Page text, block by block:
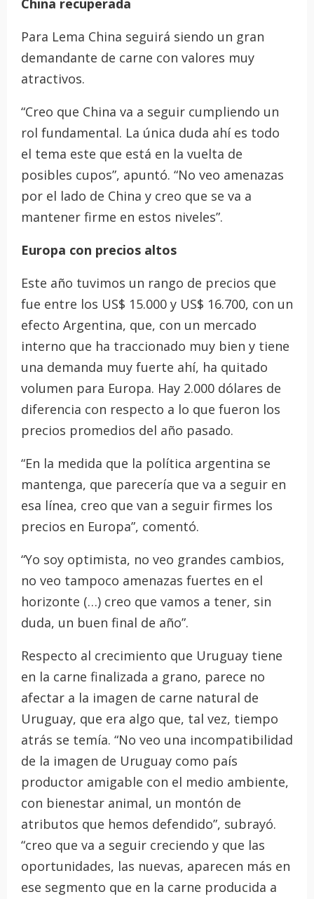
China recuperada
Para Lema China seguirá siendo un gran
demandante de carne con valores muy
atractivos.
“Creo que China va a seguir cumpliendo un
rol fundamental. La única duda ahí es todo
el tema este que está en la vuelta de
posibles cupos”, apuntó. “No veo amenazas
por el lado de China y creo que se va a
mantener firme en estos niveles”.
Europa con precios altos
Este año tuvimos un rango de precios que
fue entre los US$ 15.000 y US$ 16.700, con un
efecto Argentina, que, con un mercado
interno que ha traccionado muy bien y tiene
una demanda muy fuerte ahí, ha quitado
volumen para Europa. Hay 2.000 dólares de
diferencia con respecto a lo que fueron los
precios promedios del año pasado.
“En la medida que la política argentina se
mantenga, que parecería que va a seguir en
esa línea, creo que van a seguir firmes los
precios en Europa”, comentó.
“Yo soy optimista, no veo grandes cambios,
no veo tampoco amenazas fuertes en el
horizonte (…) creo que vamos a tener, sin
duda, un buen final de año”.
Respecto al crecimiento que Uruguay tiene
en la carne finalizada a grano, parece no
afectar a la imagen de carne natural de
Uruguay, que era algo que, tal vez, tiempo
atrás se temía. “No veo una incompatibilidad
de la imagen de Uruguay como país
productor amigable con el medio ambiente,
con bienestar animal, un montón de
atributos que hemos defendido”, subrayó.
“creo que va a seguir creciendo y que las
oportunidades, las nuevas, aparecen más en
ese segmento que en la carne producida a